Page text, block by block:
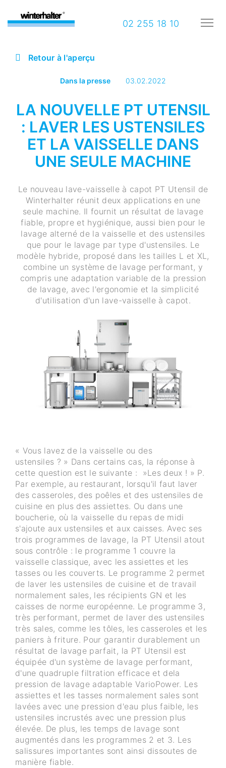
02 255 18 10
Retour à l'aperçu
Dans la presse 03.02.2022
LA NOUVELLE PT UTENSIL
: LAVER LES USTENSILES
ET LA VAISSELLE DANS
UNE SEULE MACHINE
Le nouveau lave-vaisselle à capot PT Utensil de
Winterhalter réunit deux applications en une
seule machine. Il fournit un résultat de lavage
fiable, propre et hygiénique, aussi bien pour le
lavage alterné de la vaisselle et des ustensiles
que pour le lavage par type d'ustensiles. Le
modèle hybride, proposé dans les tailles L et XL,
combine un système de lavage performant, y
compris une adaptation variable de la pression
de lavage, avec l'ergonomie et la simplicité
d'utilisation d'un lave-vaisselle à capot.
« Vous lavez de la vaisselle ou des
ustensiles ? » Dans certains cas, la réponse à
cette question est le suivante : »Les deux ! » P.
Par exemple, au restaurant, lorsqu'il faut laver
des casseroles, des poêles et des ustensiles de
cuisine en plus des assiettes. Ou dans une
boucherie, où la vaisselle du repas de midi
s'ajoute aux ustensiles et aux caisses. Avec ses
trois programmes de lavage, la PT Utensil atout
sous contrôle : le programme 1 couvre la
vaisselle classique, avec les assiettes et les
tasses ou les couverts. Le programme 2 permet
de laver les ustensiles de cuisine et de travail
normalement sales, les récipients GN et les
caisses de norme européenne. Le programme 3,
très performant, permet de laver des ustensiles
très sales, comme les tôles, les casseroles et les
paniers à friture. Pour garantir durablement un
résultat de lavage parfait, la PT Utensil est
équipée d'un système de lavage performant,
d'une quadruple filtration efficace et dela
pression de lavage adaptable VarioPower. Les
assiettes et les tasses normalement sales sont
lavées avec une pression d'eau plus faible, les
ustensiles incrustés avec une pression plus
élevée. De plus, les temps de lavage sont
augmentés dans les programmes 2 et 3. Les
salissures importantes sont ainsi dissoutes de
manière fiable.